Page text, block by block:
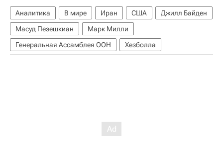
Аналитика В мире Иран США
Джилл Байден
Масуд Пезешкиан
Марк Милли
Генеральная Ассамблея ООН
Хезболла